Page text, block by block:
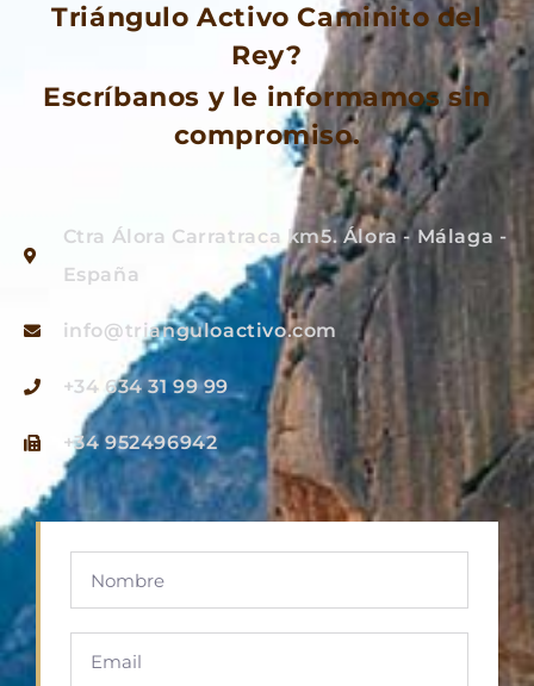
Triángulo Activo Caminito del
Rey?
Escríbanos y le informamos sin
compromiso.
Ctra Álora Carratraca km5. Álora - Málaga -
España
info@trianguloactivo.com
+34 634 31 99 99
+34 952496942